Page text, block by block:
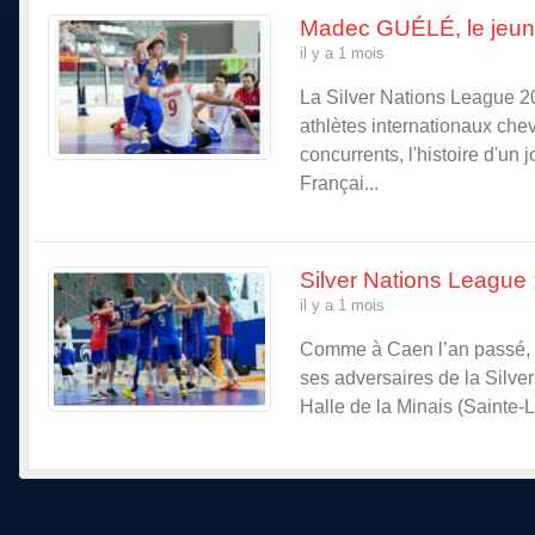
Madec GUÉLÉ, le
il y a 1 mois
La Silver Nations League
athlètes internationaux
concurrents, l'histoire d'un
Françai...
Silver Nations
il y a 1 mois
Comme à Caen l’an
ses adversaires de la
Halle de la Minais (Sainte-